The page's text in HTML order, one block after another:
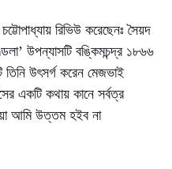
রিভিউ করেছেনঃ সৈয়দ
উপন্যাসটি বঙ্কিমচন্দ্র ১৮৬৬
তিনি উৎসর্গ করেন মেজভাই
একটি কথায় কানে সর্বত্র
আমি উত্তম হইব না